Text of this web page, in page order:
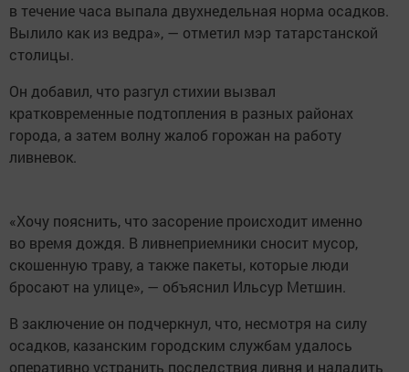
в течение часа выпала двухнедельная норма осадков.
Вылило как из ведра», — отметил мэр татарстанской
столицы.
Он добавил, что разгул стихии вызвал
кратковременные подтопления в разных районах
города, а затем волну жалоб горожан на работу
ливневок.
«Хочу пояснить, что засорение происходит именно
во время дождя. В ливнеприемники сносит мусор,
скошенную траву, а также пакеты, которые люди
бросают на улице», — объяснил Ильсур Метшин.
В заключение он подчеркнул, что, несмотря на силу
осадков, казанским городским службам удалось
оперативно устранить последствия ливня и наладить